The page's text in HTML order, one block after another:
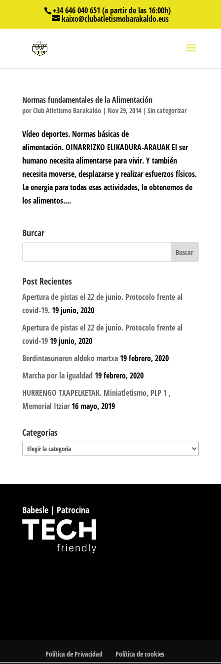
+34 646 040 651 (a partir de las 16:00h)
kaixo@clubatletismobarakaldo.eus
Normas fundamentales de la Alimentación
porClub Atletismo Barakaldo| Nov 29, 2014| Sin categorizar
Vídeo deportes. Normas básicas de
alimentación. OINARRIZKO ELIKADURA-ARAUAK El ser
humano necesita alimentarse para vivir. Y también
necesita moverse, desplazarse y realizar esfuerzos físicos.
La energía para todas esas actividades, la obtenemos de
los alimentos....
Burcar
Post Recientes
Apertura de pistas el 22 de junio. Protocolo frente al
covid-19. 19 junio, 2020
Apertura de pistas el 22 de junio. Protocolo frente al
covid-19 19 junio, 2020
Berdintasunaren aldeko martxa 19 febrero, 2020
Marcha por la igualdad 19 febrero, 2020
HURRENGO TXAPELKETAK. Miniatletismo, PLP 1 ,
Memorial Itziar 16 mayo, 2019
Categorías
Categorías
Babesle | Patrocina
Política de Privacidad Política de cookies